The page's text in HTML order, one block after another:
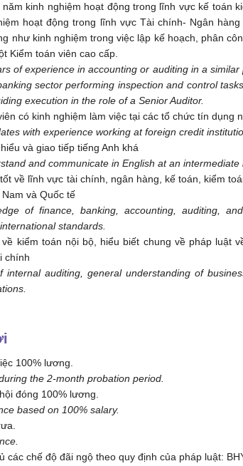
kinh nghiệm hoạt động trong lĩnh vực kế toán
hoạt động trong lĩnh vực Tài chính- Ngân
như kinh nghiệm trong việc lập kế hoạch, phân
Kiểm toán viên cao cấp.
of experience in accounting or auditing in a
sector performing inspection and control
execution in the role of a Senior Auditor.
có kinh nghiệm làm việc tại các tổ chức tín dụng
with experience working at foreign credit
và giao tiếp tiếng Anh khá
and communicate in English at an intermediate
về lĩnh vực tài chính, ngân hàng, kế toán, kiểm
và Quốc tế
of finance, banking, accounting, auditing,
standards.
kiểm toán nội bộ, hiểu biết chung về pháp luật
chính
internal auditing, general understanding of
100% lương.
the 2-month probation period.
đóng 100% lương.
based on 100% salary.
các chế độ đãi ngộ theo quy định của pháp luật: